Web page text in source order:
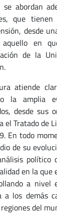
se abordan
que
desde
en
de la
atiende
la amplia
desde sus
el Tratado de
En todo
de su
político
en la que
a nivel
a los demás
del